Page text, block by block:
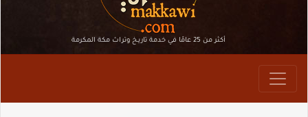
أكثر من 25 عامًا في خدمة تاريـخ وتراث مكة المكرمة